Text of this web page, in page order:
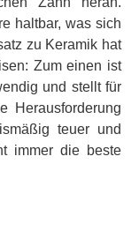
haltbar, was sich
zu Keramik hat
Zum einen ist
und stellt für
Herausforderung
teuer und
immer die beste